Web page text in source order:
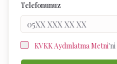
Telefonunuz
KVKK Aydınlatma Metni'ni